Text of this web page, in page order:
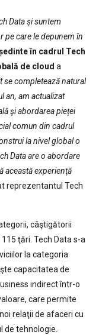
Data și suntem
pe care le depunem în
în cadrul Tech
de cloud a
se completează natural
an, am actualizat
şi abordarea pieței
comun din cadrul
la nivel global o
Data are o abordare
această experienţă
reprezentantul Tech
câştigătorii
ţări. Tech Data s-a
la categoria
capacitatea de
indirect într-o
care permite
relaţii de afaceri cu
de tehnologie.